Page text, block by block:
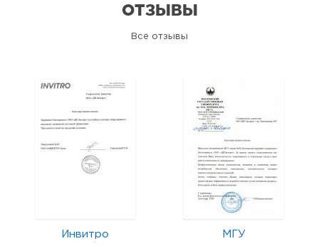
ОТЗЫВЫ
Все отзывы
Инвитро МГУ